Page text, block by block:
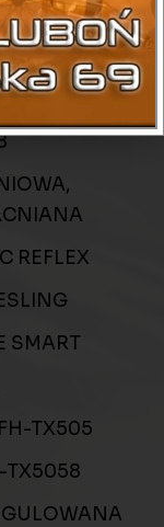
30)
640 MM
REFLEX
SMART
TX505
TX5058